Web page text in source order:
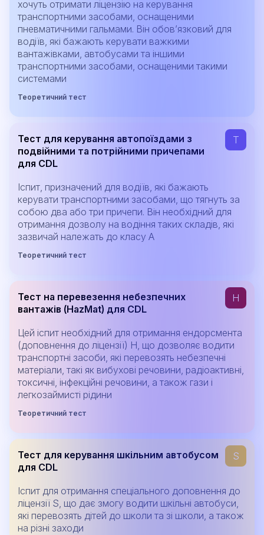
хочуть отримати ліцензію на керування
транспортними засобами, оснащеними
пневматичними гальмами. Він обов’язковий для
водіїв, які бажають керувати важкими
вантажівками, автобусами та іншими
транспортними засобами, оснащеними такими
системами
Теоретичний тест
Тест для керування автопоїздами з
подвійними та потрійними причепами
для CDL
T
Іспит, призначений для водіїв, які бажають
керувати транспортними засобами, що тягнуть за
собою два або три причепи. Він необхідний для
отримання дозволу на водіння таких складів, які
зазвичай належать до класу A
Теоретичний тест
Тест на перевезення небезпечних
вантажів (HazMat) для CDL
H
Цей іспит необхідний для отримання ендорсмента
(доповнення до ліцензії) H, що дозволяє водити
транспортні засоби, які перевозять небезпечні
матеріали, такі як вибухові речовини, радіоактивні,
токсичні, інфекційні речовини, а також гази і
легкозаймисті рідини
Теоретичний тест
Тест для керування шкільним автобусом
для CDL
S
Іспит для отримання спеціального доповнення до
ліцензії S, що дає змогу водити шкільні автобуси,
які перевозять дітей до школи та зі школи, а також
на різні заходи